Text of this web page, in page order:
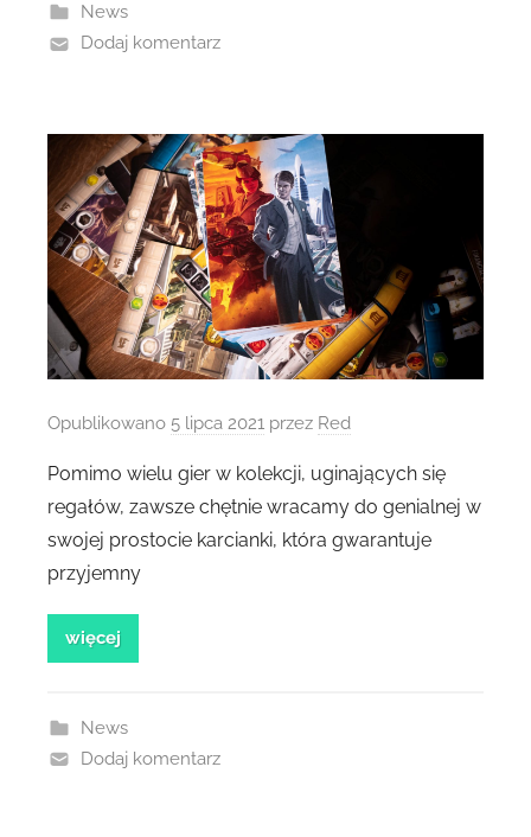
News
Dodaj komentarz
Opublikowano 5 lipca 2021 przez Red
Pomimo wielu gier w kolekcji, uginających się
regałów, zawsze chętnie wracamy do genialnej w
swojej prostocie karcianki, która gwarantuje
przyjemny
więcej
News
Dodaj komentarz